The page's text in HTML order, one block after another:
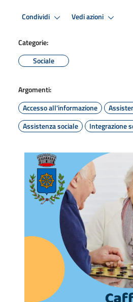
Condividi Vedi azioni
Categorie:
Sociale
Argomenti:
Accesso all'informazione
Assistenza sociale
Integrazione